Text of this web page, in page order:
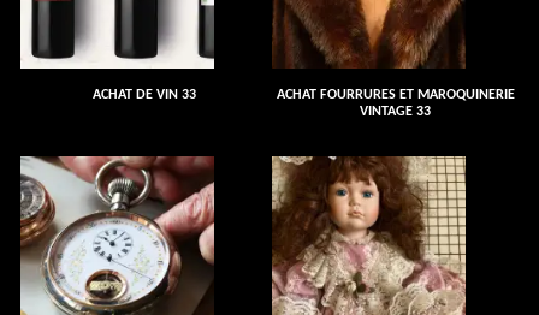
ACHAT DE VIN 33
ACHAT FOURRURES ET MAROQUINERIE
VINTAGE 33